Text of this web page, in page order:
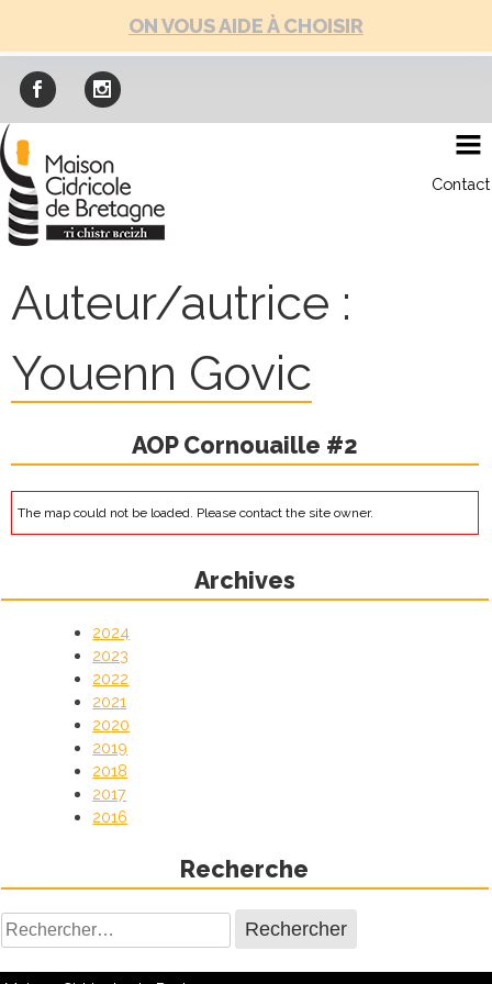
content
ON VOUS AIDE À CHOISIR
Contact
Auteur/autrice :
Youenn Govic
AOP Cornouaille #2
The map could not be loaded. Please contact the site owner.
Archives
2024
2023
2022
2021
2020
2019
2018
2017
2016
Recherche
Rechercher :